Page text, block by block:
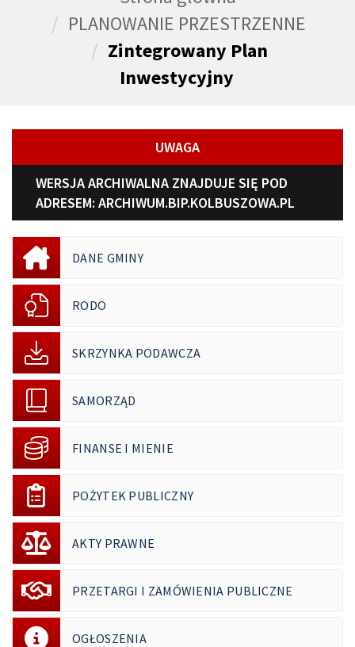
PLANOWANIE PRZESTRZENNE
Zintegrowany Plan
Inwestycyjny
UWAGA
WERSJA ARCHIWALNA ZNAJDUJE SIĘ POD
ADRESEM: ARCHIWUM.BIP.KOLBUSZOWA.PL
DANE GMINY
RODO
SKRZYNKA PODAWCZA
SAMORZĄD
FINANSE I MIENIE
POŻYTEK PUBLICZNY
AKTY PRAWNE
PRZETARGI I ZAMÓWIENIA PUBLICZNE
OGŁOSZENIA